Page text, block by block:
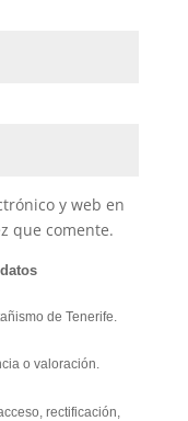
y web en
que comente.
de Tenerife.
o valoración.
rectificación,